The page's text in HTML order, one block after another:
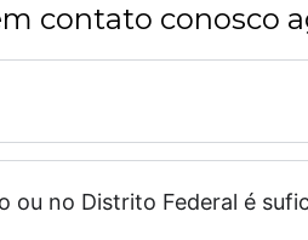
contato conosco
ou no Distrito Federal é